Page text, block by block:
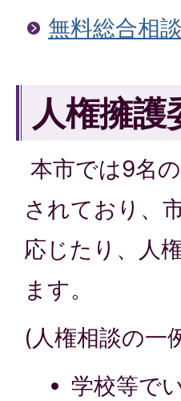
無料総合相
人権擁護
本市では9名
されており、
応じたり、人
ます。
(人権相談の一
学校等で